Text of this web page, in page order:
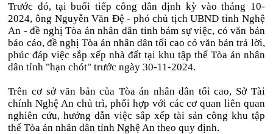
Trước đó, tại buổi tiếp công dân định kỳ vào tháng 10-
2024, ông Nguyễn Văn Đệ - phó chủ tịch UBND tỉnh Nghệ
An - đề nghị Tòa án nhân dân tỉnh bám sự việc, có văn bản
báo cáo, đề nghị Tòa án nhân dân tối cao có văn bản trả lời,
phúc đáp việc sắp xếp nhà đất tại khu tập thể Tòa án nhân
dân tỉnh "hạn chót" trước ngày 30-11-2024.
Trên cơ sở văn bản của Tòa án nhân dân tối cao, Sở Tài
chính Nghệ An chủ trì, phối hợp với các cơ quan liên quan
nghiên cứu, hướng dẫn việc sắp xếp tài sản công khu tập
thể Tòa án nhân dân tỉnh Nghệ An theo quy định.